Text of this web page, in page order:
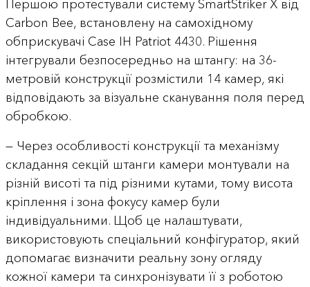
Першою протестували систему SmartStriker X від
Carbon Bee, встановлену на самохідному
обприскувачі Case IH Patriot 4430. Рішення
інтегрували безпосередньо на штангу: на 36-
метровій конструкції розмістили 14 камер, які
відповідають за візуальне сканування поля перед
обробкою.
— Через особливості конструкції та механізму
складання секцій штанги камери монтували на
різній висоті та під різними кутами, тому висота
кріплення і зона фокусу камер були
індивідуальними. Щоб це налаштувати,
використовують спеціальний конфігуратор, який
допомагає визначити реальну зону огляду
кожної камери та синхронізувати її з роботою